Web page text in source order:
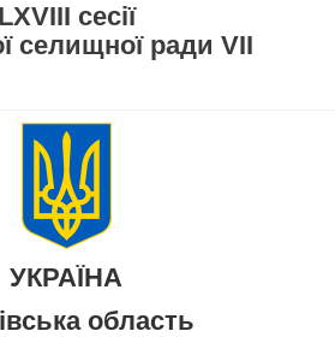
сесії
селищної ради VII
УКРАЇНА
область